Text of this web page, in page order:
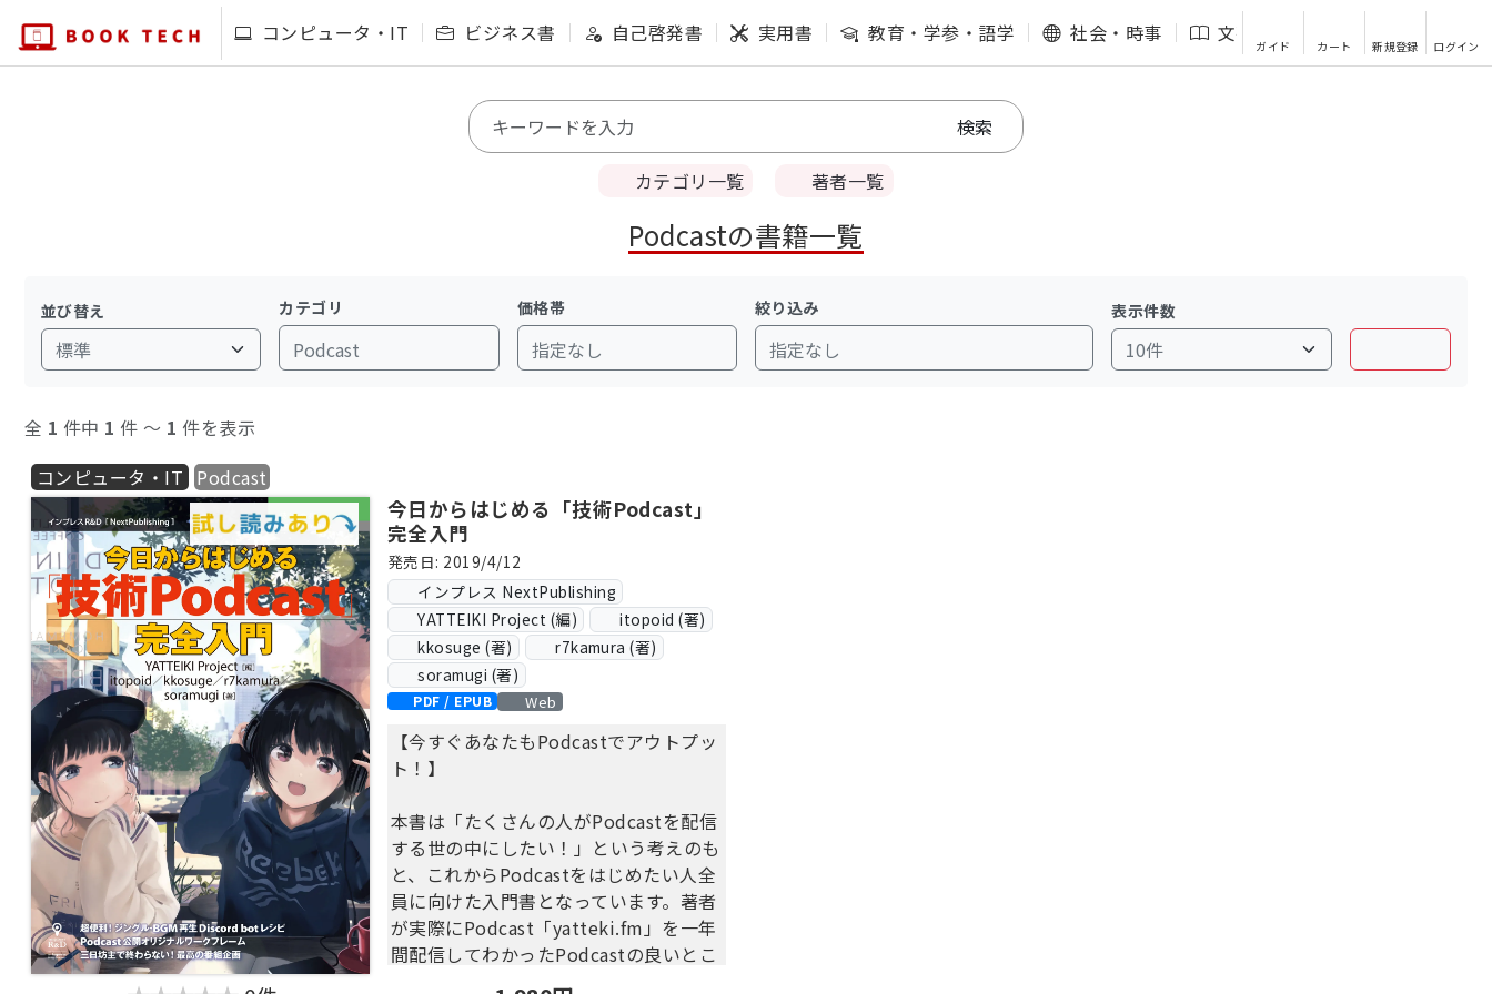
コンピュータ・IT ビジネス書 自己啓発書 実用書 教育・学参・語学 社会・時事 文芸・エッセイ
ガイド カート 新規登録 ログイン
カテゴリ一覧 著者一覧
Podcastの書籍一覧
並び替え カテゴリ
Podcast
価格帯
指定なし
絞り込み
指定なし
表示件数
全 1 件中 1 件 〜 1 件を表示
コンピュータ・IT Podcast
今日からはじめる「技術Podcast」
完全入門
発売日: 2019/4/12
インプレス NextPublishing
YATTEIKI Project (編)
itopoid (著)
kkosuge (著)
r7kamura (著)
soramugi (著)
PDF / EPUB Web
【今すぐあなたもPodcastでアウトプッ
ト！】
本書は「たくさんの人がPodcastを配信
する世の中にしたい！」という考えのも
と、これからPodcastをはじめたい人全
員に向けた入門書となっています。著者
が実際にPodcast「yatteki.fm」を一年
間配信してわかったPodcastの良いとこ
ろ、録音や公開の方法、起こりやすい失